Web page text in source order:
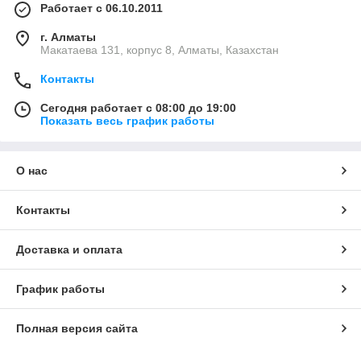
Работает с 06.10.2011
г. Алматы
Макатаева 131, корпус 8, Алматы, Казахстан
Контакты
Сегодня работает с 08:00 до 19:00
Показать весь график работы
О нас
Контакты
Доставка и оплата
График работы
Полная версия сайта